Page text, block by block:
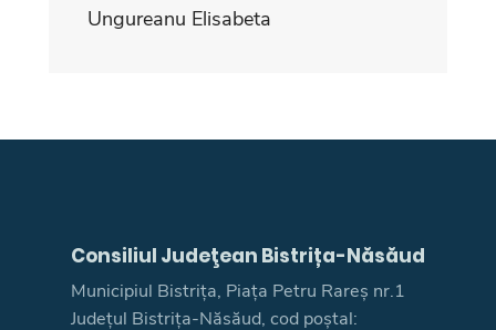
Ungureanu Elisabeta
Consiliul Judeţean Bistrița-Năsăud
Municipiul Bistrița, Piața Petru Rareș nr.1
Județul Bistrița-Năsăud, cod poștal: